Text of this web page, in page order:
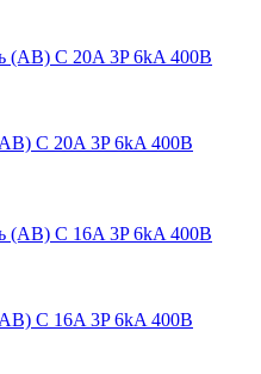
C 20A 3P 6kA 400В
C 16A 3P 6kA 400В